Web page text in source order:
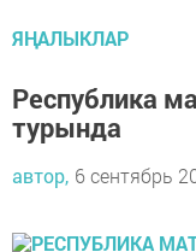
ЯҢАЛЫКЛАР
Республика
турында
автор, 6 сентябрь